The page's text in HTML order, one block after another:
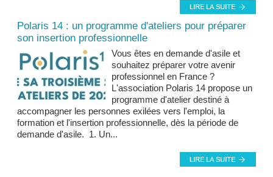
Polaris 14 : un programme d'ateliers pour préparer
son insertion professionnelle
Vous êtes en demande d'asile et
souhaitez préparer votre avenir
professionnel en France ?
L'association Polaris 14 propose un
programme d'atelier destiné à
accompagner les personnes exilées vers l'emploi, la
formation et l'insertion professionnelle, dès la période de
demande d'asile. 1. Un...